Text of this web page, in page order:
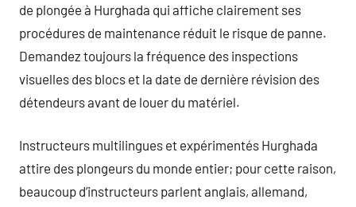
de plongée à Hurghada qui affiche clairement ses
procédures de maintenance réduit le risque de panne.
Demandez toujours la fréquence des inspections
visuelles des blocs et la date de dernière révision des
détendeurs avant de louer du matériel.
Instructeurs multilingues et expérimentés Hurghada
attire des plongeurs du monde entier; pour cette raison,
beaucoup d’instructeurs parlent anglais, allemand,